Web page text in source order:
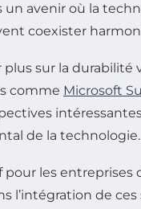
un avenir où la
coexister
plus sur la durabilité
comme Microsoft
de la technologie.
les entreprises
l’intégration de